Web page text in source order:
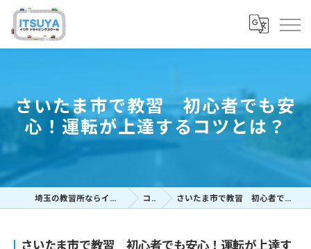
さいたま市で教習 初心者でも安
心！運転が上達するコツとは？
埼玉の教習所ならイツヤドライビングスクール コラム さいたま市で教習 初心者でも安心！運転が上達するコツとは？
さいたま市で教習 初心者でも安心！運転が上達す